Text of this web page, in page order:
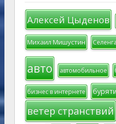
Алексей Цыденов
Михаил Мишустин
авто автомобильное
бизнес в интернете
ветер странствий